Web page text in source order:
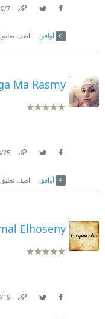
7‏/10‏/2025
أوافق اضف تعليق
Ma Rasmy
25‏/8‏/2025
أوافق اضف تعليق
Elhoseny
19‏/8‏/2025